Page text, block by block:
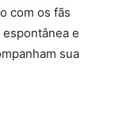
com os fãs
e
sua